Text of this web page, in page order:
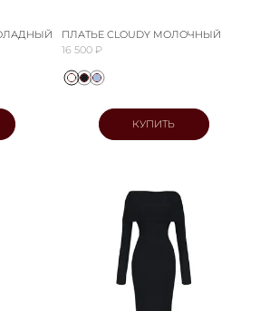
ПЛАТЬЕ CLOUDY МОЛОЧНЫЙ
16 500 ₽
КУПИТЬ